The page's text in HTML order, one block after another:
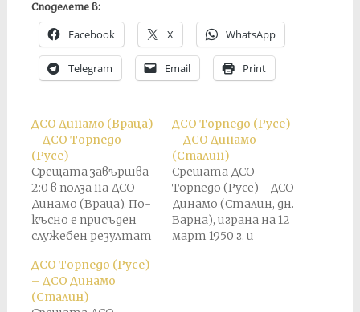
Споделете в:
Facebook X WhatsApp
Telegram Email Print
ДСО Динамо (Враца)
– ДСО Торпедо
(Русе)
Срещата завършва
2:0 в полза на ДСО
Динамо (Враца). По-
късно е присъден
служебен резултат
Торпедо (Русе)
ДСО Торпедо (Русе)
– ДСО Динамо
(Сталин)
Срещата ДСО
Торпедо (Русе) - ДСО
Динамо (Сталин, дн.
Варна), играна на 12
март 1950 г. и
ДСО Торпедо (Русе)
– ДСО Динамо
(Сталин)